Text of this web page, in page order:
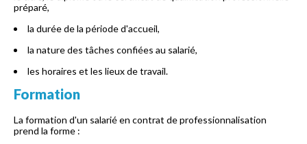
préparé,
la durée de la période d'accueil,
la nature des tâches confiées au salarié,
les horaires et les lieux de travail.
Formation
La formation d'un salarié en contrat de professionnalisation
prend la forme :